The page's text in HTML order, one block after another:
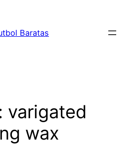
Baratas
varigated
wax